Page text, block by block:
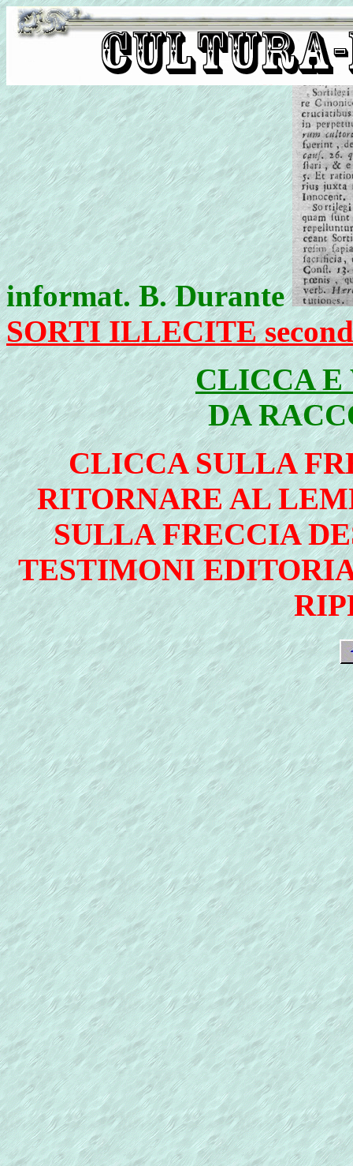
informat. B. Durante
SORTI ILLECITE
CLICCA E
DA
CLICCA SULLA
RITORNARE AL
SULLA FRECCIA
TESTIMONI